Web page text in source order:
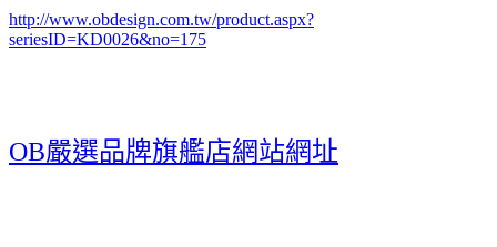
http://www.obdesign.com.tw/product.aspx?
seriesID=KD0026&no=175
OB嚴選品牌旗艦店網站網址